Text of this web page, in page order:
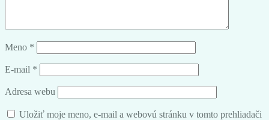
Meno *
E-mail *
Adresa webu
Uložiť moje meno, e-mail a webovú stránku v tomto prehliadači